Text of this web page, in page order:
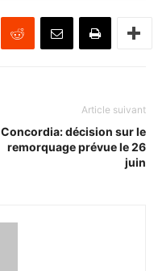
Article suivant
Concordia: décision sur le
remorquage prévue le 26
juin